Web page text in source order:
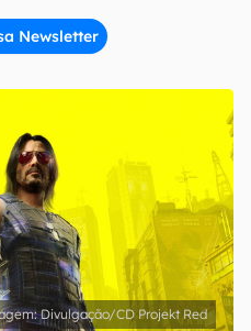
Newsletter
com os Termos de
do Canaltech.
Divulgação/CD Projekt Red